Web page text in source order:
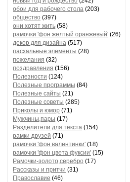
обои для рабочего стола (203)
общество (397)
они хотят жить (58)
рамочки 'фон желтый оранжевый' (26)
декор для дизайна (517)
пасхальные элементы (28)
пожелания (32)
поздравления (156)
Полезности (124)
Полезные программы (84)
Полезные сайты (21)
Полезные советы (285)
Приколы и юмор (71)
Мужчины,пары (17)
Разделители для текста (154)
рамки друзей (71)
рамочки 'фон валентинки' (18)
рамочки 'фон цвета фуксии' (15)
Рамочки-золото,серебро (17)
Рассказы и притчи (31)
Православие (46)